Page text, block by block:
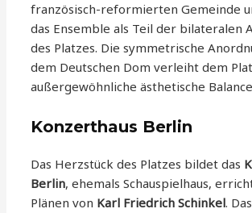
französisch-reformierten Gemeinde
das Ensemble als Teil der bilateralen
des Platzes. Die symmetrische
dem Deutschen Dom verleiht dem
außergewöhnliche ästhetische
Konzerthaus Berlin
Das Herzstück des Platzes bildet das
Berlin, ehemals Schauspielhaus,
Plänen von Karl Friedrich Schinkel.